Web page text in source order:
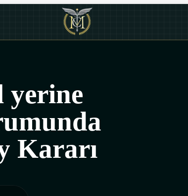
yerine
Kararı